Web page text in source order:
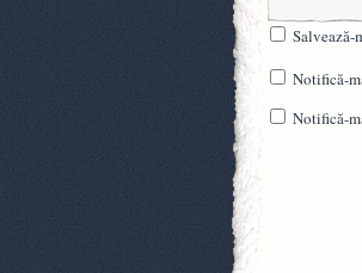
Salvează-
Notifică-
Notifică-